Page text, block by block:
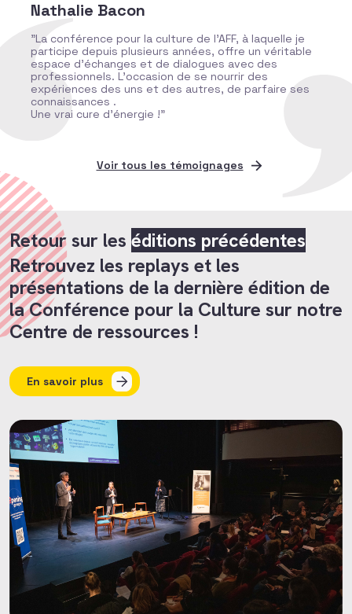
Nathalie Bacon
"La conférence pour la culture de l’AFF, à laquelle je
participe depuis plusieurs années, offre un véritable
espace d’échanges et de dialogues avec des
professionnels. L’occasion de se nourrir des
expériences des uns et des autres, de parfaire ses
connaissances .
Une vrai cure d’énergie !"
Voir tous les témoignages
Retour sur les éditions précédentes
Retrouvez les replays et les
présentations de la dernière édition de
la Conférence pour la Culture sur notre
Centre de ressources !
En savoir plus